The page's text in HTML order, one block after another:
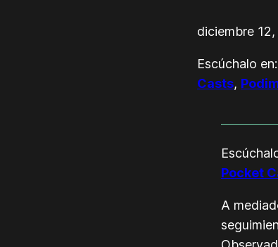
diciembre
Escúchalo en:
Casts,
Pocket
A